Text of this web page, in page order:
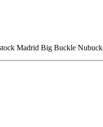
Madrid Big Buckle Nubuck